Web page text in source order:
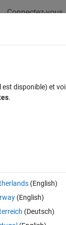
Connectez-vous
Afficher
dans MATLAB Online
terms. Example,
disponible) et
.
(English)
(English)
(Deutsch)